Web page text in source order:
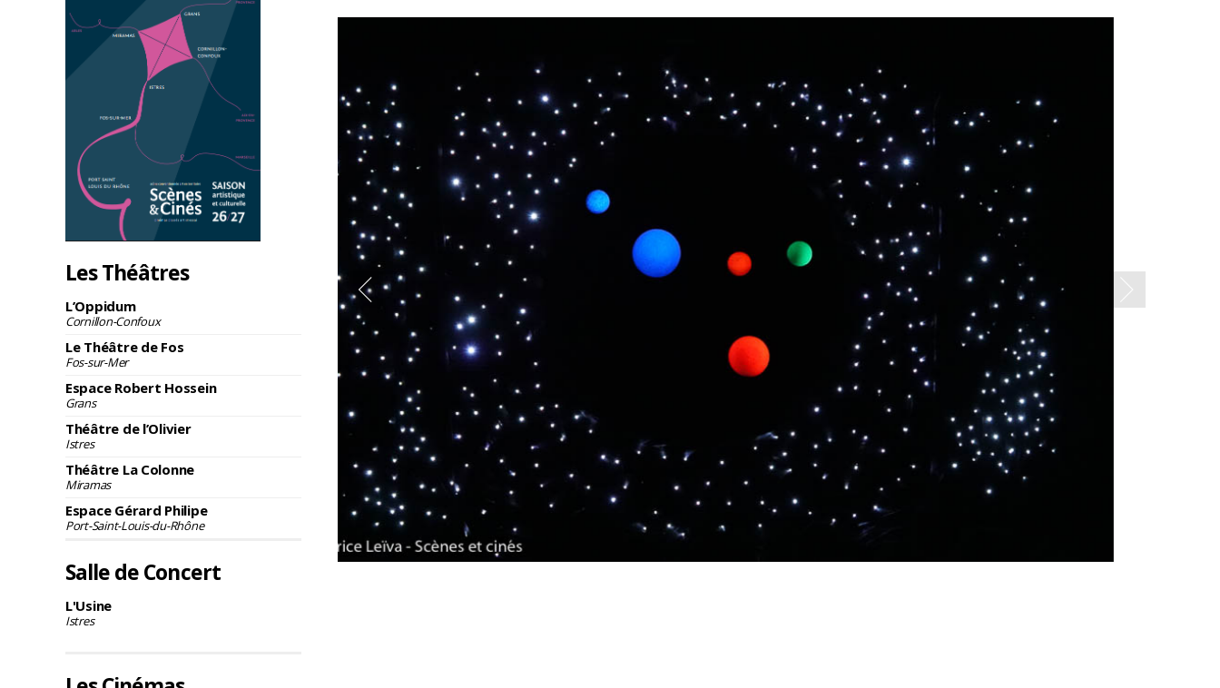
Les Théâtres
L’Oppidum
Cornillon-Confoux
Le Théâtre de Fos
Fos-sur-Mer
Espace Robert Hossein
Grans
Théâtre de l’Olivier
Istres
Théâtre La Colonne
Miramas
Espace Gérard Philipe
Port-Saint-Louis-du-Rhône
Salle de Concert
L'Usine
Istres